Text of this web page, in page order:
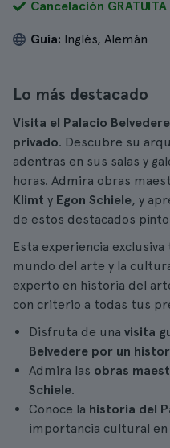
Cancelación GRATUITA
Guía: Inglés, Alemán
Lo más destacado
Visita el Palacio
privado. Descubre su
adentras en sus salas y
horas. Admira obras
Klimt y Egon Schiele, y
de estos destacados
Esta experiencia
mundo del arte y la
experto en historia del
con criterio a todas tus
Disfruta de una visita
Belvedere por un
Admira las obras
Schiele.
Conoce la historia del
importancia cultural en